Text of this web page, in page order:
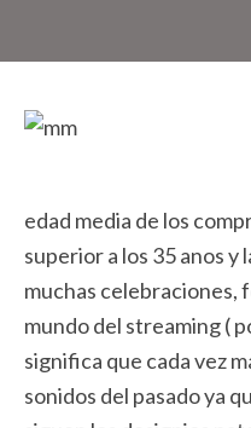
edad media de los
superior a los 35 anos
muchas celebraciones,
mundo del streaming (
significa que cada vez
sonidos del pasado ya